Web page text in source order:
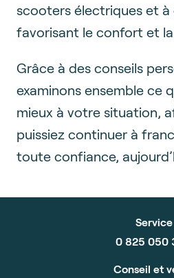
scooters électriques et à
favorisant le confort et
Grâce à des conseils
examinons ensemble ce
mieux à votre situation,
puissiez continuer à
toute confiance,
Service
0 825 050
Conseil et